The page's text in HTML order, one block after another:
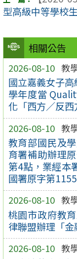
相關公告
2026-08-10 教
國立嘉義女子
學年度當
化「西方／反
2026-08-10 教
教育部國民及
育署補助辦理
第4點，業經本
國署原字第
2026-08-10 教
桃園市政府教
律聯盟辦理「
2026-08-10 教
型高級中等學校